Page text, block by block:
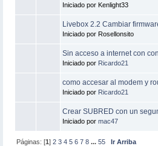
Iniciado por Kenlight33
Livebox 2.2 Cambiar
Iniciado por Rosellonsito
Sin acceso a internet con
Iniciado por Ricardo21
como accesar al modem y
Iniciado por Ricardo21
Crear SUBRED con un
Iniciado por mac47
Páginas: [1]2 3 4 5 6 7 8 ...55 Ir Arriba